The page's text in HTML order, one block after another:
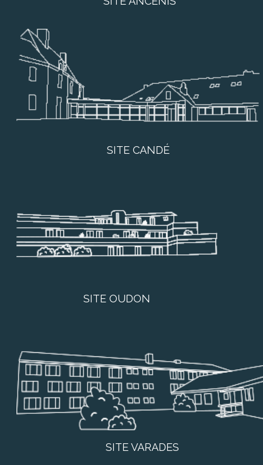
SITE CANDÉ
SITE OUDON
SITE VARADES